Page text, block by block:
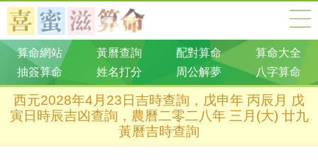
算命網站 黃曆查詢 配對算命
算命大全
抽簽算命
姓名打分 周公解夢 八字算命
西元2028年4月23日吉時查詢，戊申年 丙辰月 戊
寅日時辰吉凶查詢，農曆二零二八年 三月(大) 廿九
黃曆吉時查詢